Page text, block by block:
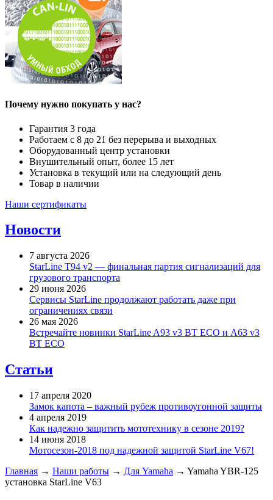
Почему нужно покупать у нас?
Гарантия 3 года
Работаем с 8 до 21 без перерыва и выходных
Оборудованный центр установки
Внушительный опыт, более 15 лет
Установка в текущий или на следующий день
Товар в наличии
Наши сертификаты
Новости
7 августа 2026
StarLine T94 v2 — финальная партия сигнализаций для
грузового транспорта
29 июня 2026
Сервисы StarLine продолжают работать даже при
ограничениях связи
26 мая 2026
Встречайте новинки StarLine A93 v3 BT ECO и A63 v3
BT ECO
Статьи
17 апреля 2020
Замок капота – важный рубеж противоугонной защиты
4 апреля 2019
Как надежно защитить мототехнику в сезоне 2019?
14 июня 2018
Мотосезон-2018 под надежной защитой StarLine V67!
Главная → Наши работы → Для Yamaha → Yamaha YBR-125
установка StarLine V63